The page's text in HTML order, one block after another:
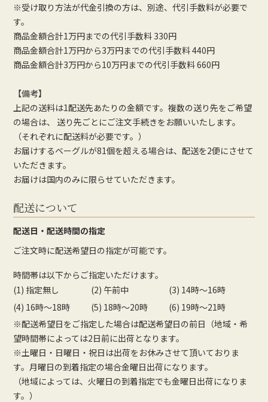
※受け取り方法が代金引換の方は、別途、代引手数料が必要で
す。
商品金額合計1万円までの代引手数料 330円
商品金額合計1万円から3万円までの代引手数料 440円
商品金額合計3万円から10万円までの代引手数料 660円
【備考】
上記の送料は1配送先あたりの金額です。複数の送り先をご希望
の場合は、 送り先ごとにご注文手続きをお願いいたします。
（それぞれに配送料が必要です。）
お届けするベーグルが81個を超える場合は、配送を2便にさせて
いただきます。
お届けは国内のみに限らせていただきます。
配送について
配送日・配送時間の指定
ご注文時に配送希望日の指定が可能です。
時間帯は以下からご指定いただけます。
(1) 指定無し
(2) 午前中
(3) 14時～16時
(4) 16時～18時
(5) 18時～20時
(6) 19時～21時
※配送希望日をご指定した場合は配送希望日の前日（地域・希
望時間帯によっては2日前に出荷となります。
※土曜日・日曜日・祝日は出荷をお休みさせて頂いておりま
す。月曜日の到着指定の場合金曜日出荷になります。
（地域によっては、火曜日の到着指定でも金曜日出荷になりま
す。）